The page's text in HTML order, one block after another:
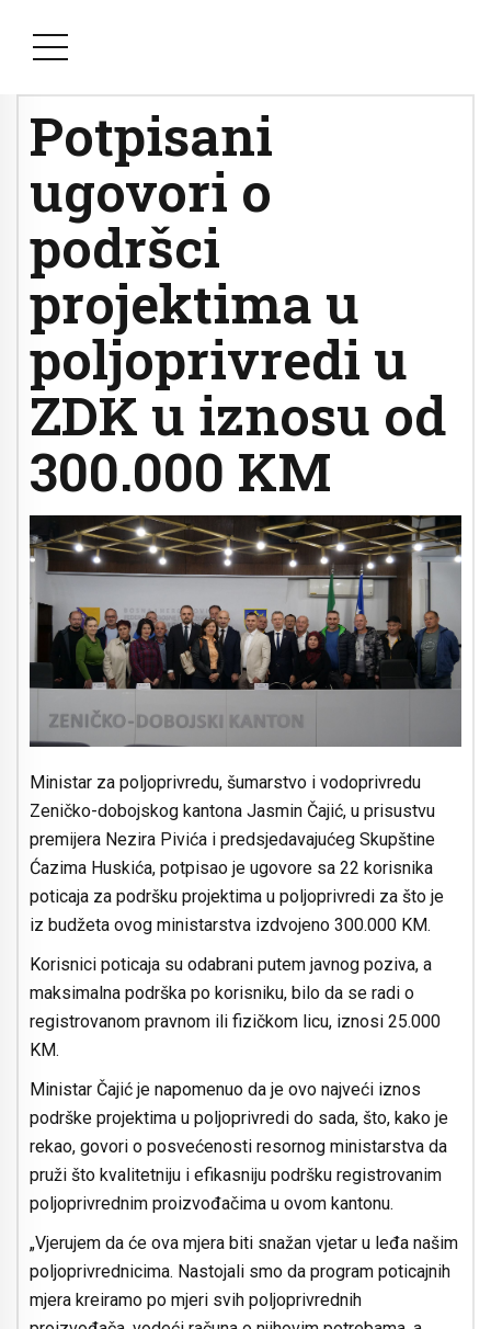
Potpisani
ugovori o
podršci
projektima u
poljoprivredi u
ZDK u iznosu od
300.000 KM
Ministar za poljoprivredu, šumarstvo i vodoprivredu
Zeničko-dobojskog kantona Jasmin Čajić, u prisustvu
premijera Nezira Pivića i predsjedavajućeg Skupštine
Ćazima Huskića, potpisao je ugovore sa 22 korisnika
poticaja za podršku projektima u poljoprivredi za što je
iz budžeta ovog ministarstva izdvojeno 300.000 KM.
Korisnici poticaja su odabrani putem javnog poziva, a
maksimalna podrška po korisniku, bilo da se radi o
registrovanom pravnom ili fizičkom licu, iznosi 25.000
KM.
Ministar Čajić je napomenuo da je ovo najveći iznos
podrške projektima u poljoprivredi do sada, što, kako je
rekao, govori o posvećenosti resornog ministarstva da
pruži što kvalitetniju i efikasniju podršku registrovanim
poljoprivrednim proizvođačima u ovom kantonu.
„Vjerujem da će ova mjera biti snažan vjetar u leđa našim
poljoprivrednicima. Nastojali smo da program poticajnih
mjera kreiramo po mjeri svih poljoprivrednih